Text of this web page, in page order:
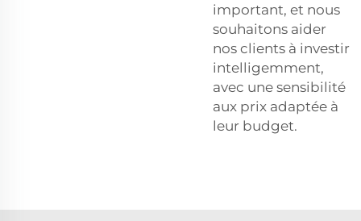
important, et nous
souhaitons aider
nos clients à investir
intelligemment,
avec une sensibilité
aux prix adaptée à
leur budget.